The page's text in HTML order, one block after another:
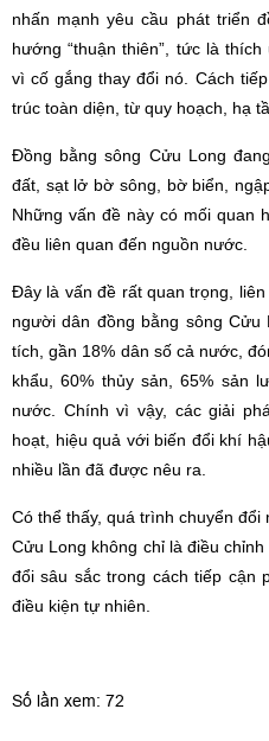
nhấn mạnh yêu cầu phát triển
hướng “thuận thiên”, tức là
vì cố gắng thay đổi nó. Cách
trúc toàn diện, từ quy hoạch, hạ
Đồng bằng sông Cửu Long
đất, sạt lở bờ sông, bờ biển,
Những vấn đề này có mối quan
đều liên quan đến nguồn nước.
Đây là vấn đề rất quan trọng,
người dân đồng bằng sông Cửu
tích, gần 18% dân số cả nước,
khẩu, 60% thủy sản, 65% sản
nước. Chính vì vậy, các giải
hoạt, hiệu quả với biến đổi khí
nhiều lần đã được nêu ra.
Có thể thấy, quá trình chuyển
Cửu Long không chỉ là điều
đổi sâu sắc trong cách tiếp cận
điều kiện tự nhiên.
Số lần xem: 72